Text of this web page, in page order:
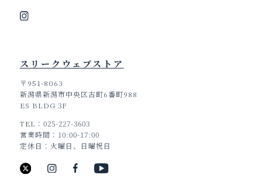
スリークウェブストア
〒951-8063
新潟県新潟市中央区古町6番町988
ES BLDG 3F
TEL
025-227-3603
営業時間
10:00-17:00
定休日
火曜日、日曜祝日